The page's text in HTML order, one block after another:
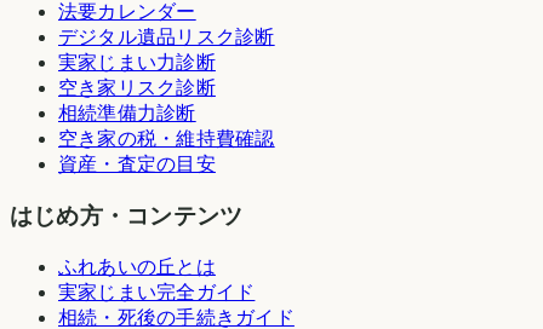
法要カレンダー
デジタル遺品リスク診断
実家じまい力診断
空き家リスク診断
相続準備力診断
空き家の税・維持費確認
資産・査定の目安
はじめ方・コンテンツ
ふれあいの丘とは
実家じまい完全ガイド
相続・死後の手続きガイド